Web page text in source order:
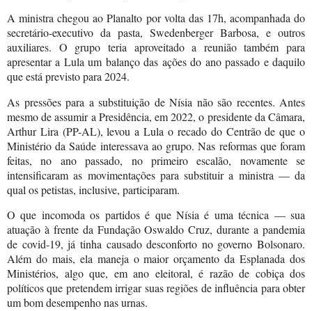
A ministra chegou ao Planalto por volta das 17h, acompanhada do
secretário-executivo da pasta, Swedenberger Barbosa, e outros
auxiliares. O grupo teria aproveitado a reunião também para
apresentar a Lula um balanço das ações do ano passado e daquilo
que está previsto para 2024.
As pressões para a substituição de Nísia não são recentes. Antes
mesmo de assumir a Presidência, em 2022, o presidente da Câmara,
Arthur Lira (PP-AL), levou a Lula o recado do Centrão de que o
Ministério da Saúde interessava ao grupo. Nas reformas que foram
feitas, no ano passado, no primeiro escalão, novamente se
intensificaram as movimentações para substituir a ministra — da
qual os petistas, inclusive, participaram.
O que incomoda os partidos é que Nísia é uma técnica — sua
atuação à frente da Fundação Oswaldo Cruz, durante a pandemia
de covid-19, já tinha causado desconforto no governo Bolsonaro.
Além do mais, ela maneja o maior orçamento da Esplanada dos
Ministérios, algo que, em ano eleitoral, é razão de cobiça dos
políticos que pretendem irrigar suas regiões de influência para obter
um bom desempenho nas urnas.